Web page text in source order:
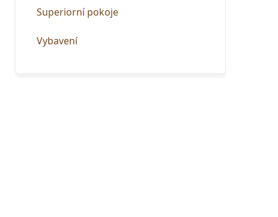
Superiorní pokoje
Vybavení